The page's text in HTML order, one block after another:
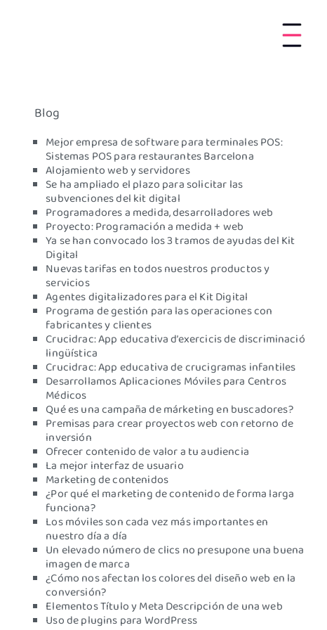
Blog
Mejor empresa de software para terminales POS:
Sistemas POS para restaurantes Barcelona
Alojamiento web y servidores
Se ha ampliado el plazo para solicitar las
subvenciones del kit digital
Programadores a medida, desarrolladores web
Proyecto: Programación a medida + web
Ya se han convocado los 3 tramos de ayudas del Kit
Digital
Nuevas tarifas en todos nuestros productos y
servicios
Agentes digitalizadores para el Kit Digital
Programa de gestión para las operaciones con
fabricantes y clientes
Crucidrac: App educativa d’exercicis de discriminació
lingüística
Crucidrac: App educativa de crucigramas infantiles
Desarrollamos Aplicaciones Móviles para Centros
Médicos
Qué es una campaña de márketing en buscadores?
Premisas para crear proyectos web con retorno de
inversión
Ofrecer contenido de valor a tu audiencia
La mejor interfaz de usuario
Marketing de contenidos
¿Por qué el marketing de contenido de forma larga
funciona?
Los móviles son cada vez más importantes en
nuestro día a día
Un elevado número de clics no presupone una buena
imagen de marca
¿Cómo nos afectan los colores del diseño web en la
conversión?
Elementos Título y Meta Descripción de una web
Uso de plugins para WordPress